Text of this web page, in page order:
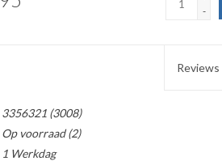
-
Reviews
3356321 (3008)
Op voorraad(2)
1 Werkdag